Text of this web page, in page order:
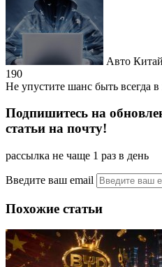
Авто Китай
190
Не упустите шанс быть всегда в
Подпишитесь на
статьи на почту!
рассылка не чаще 1 раз в день
Введите ваш email
Похожие статьи